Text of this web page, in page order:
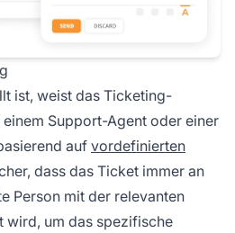
ist, weist das Ticketing-
Support-Agent oder einer
auf vordefinierten
dass das Ticket immer an
Person mit der relevanten
wird, um das spezifische